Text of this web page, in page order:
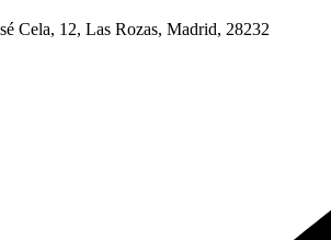
Cela, 12, Las Rozas, Madrid, 28232